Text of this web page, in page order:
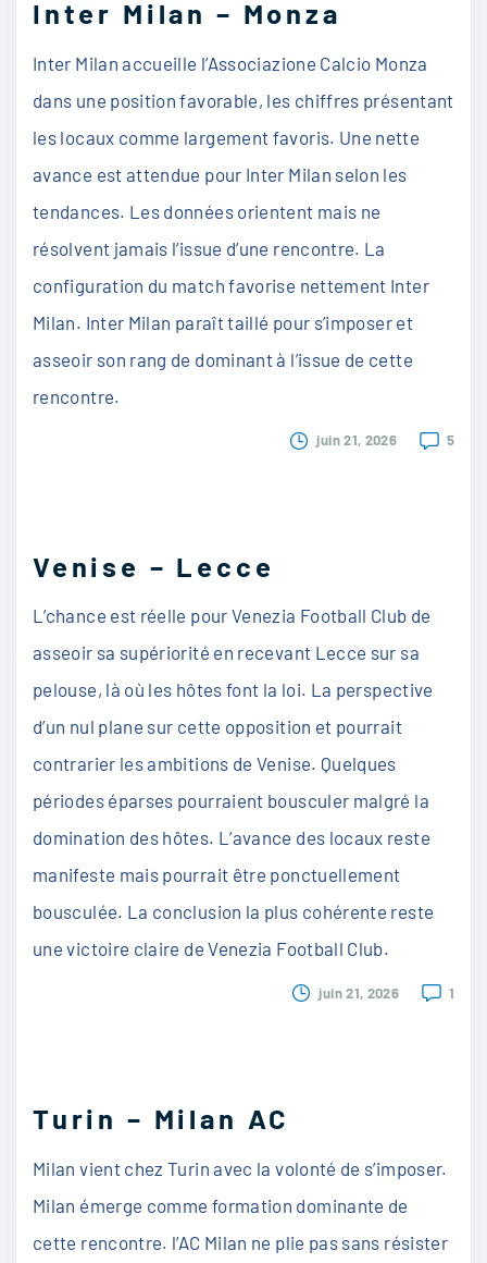
Inter Milan – Monza
Inter Milan accueille l’Associazione Calcio Monza
dans une position favorable, les chiffres présentant
les locaux comme largement favoris. Une nette
avance est attendue pour Inter Milan selon les
tendances. Les données orientent mais ne
résolvent jamais l’issue d’une rencontre. La
configuration du match favorise nettement Inter
Milan. Inter Milan paraît taillé pour s’imposer et
asseoir son rang de dominant à l’issue de cette
rencontre.
5
juin 21, 2026
Venise – Lecce
L’chance est réelle pour Venezia Football Club de
asseoir sa supériorité en recevant Lecce sur sa
pelouse, là où les hôtes font la loi. La perspective
d’un nul plane sur cette opposition et pourrait
contrarier les ambitions de Venise. Quelques
périodes éparses pourraient bousculer malgré la
domination des hôtes. L’avance des locaux reste
manifeste mais pourrait être ponctuellement
bousculée. La conclusion la plus cohérente reste
une victoire claire de Venezia Football Club.
1
juin 21, 2026
Turin – Milan AC
Milan vient chez Turin avec la volonté de s’imposer.
Milan émerge comme formation dominante de
cette rencontre. l’AC Milan ne plie pas sans résister